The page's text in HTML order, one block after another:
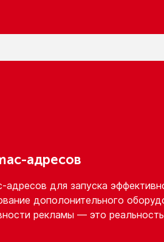
адресов
адресов для запуска
дополонительного
рекламы — это